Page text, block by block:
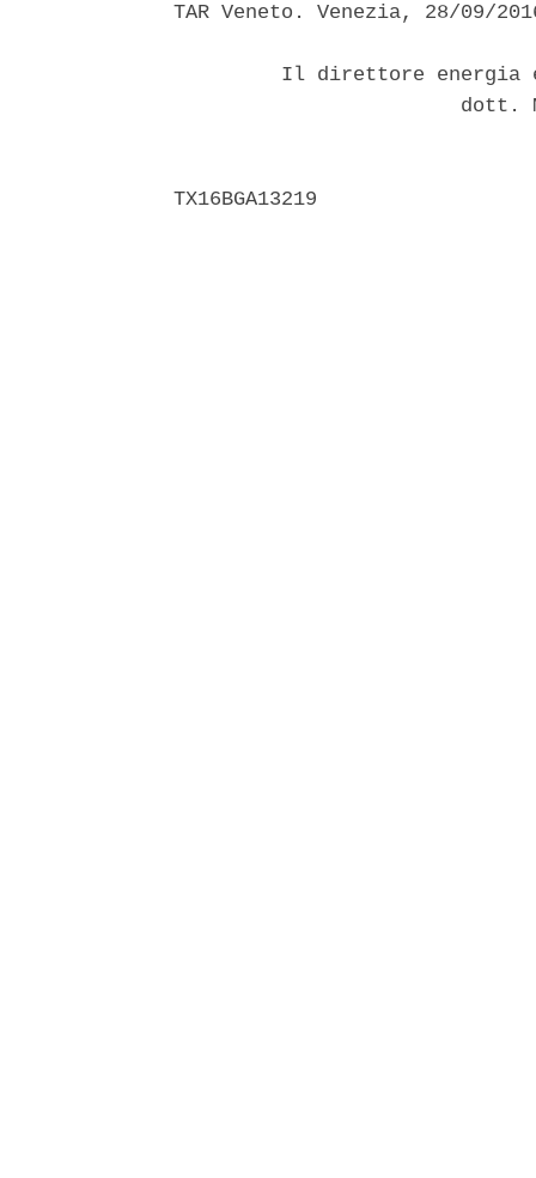
TAR Veneto. Venezia, 28/09/
Il direttore